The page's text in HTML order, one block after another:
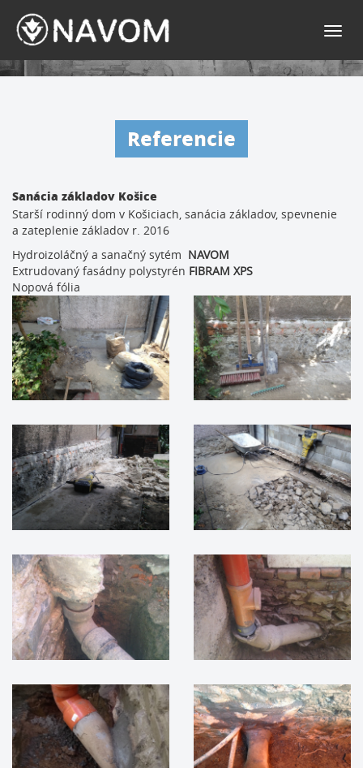
Referencie
Sanácia základov Košice
Starší rodinný dom v Košiciach, sanácia základov, spevnenie
a zateplenie základov r. 2016
Hydroizoláčný a sanačný sytém NAVOM
Extrudovaný fasádny polystyrén FIBRAM XPS
Nopová fólia